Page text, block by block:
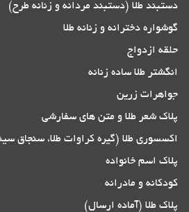
دستبند طلا (دستبند مردانه و زنانه طرح)
گوشواره دخترانه و زنانه طلا
حلقه ازدواج
انگشتر طلا ساده زنانه
جواهرات زرین
پلاک شعر طلا و متن های سفارشی
اکسسوری طلا (گیره کراوات طلا، سنجاق
پلاک اسم خانواده
کودکانه و مادرانه
پلاک طلا (آماده ارسال)